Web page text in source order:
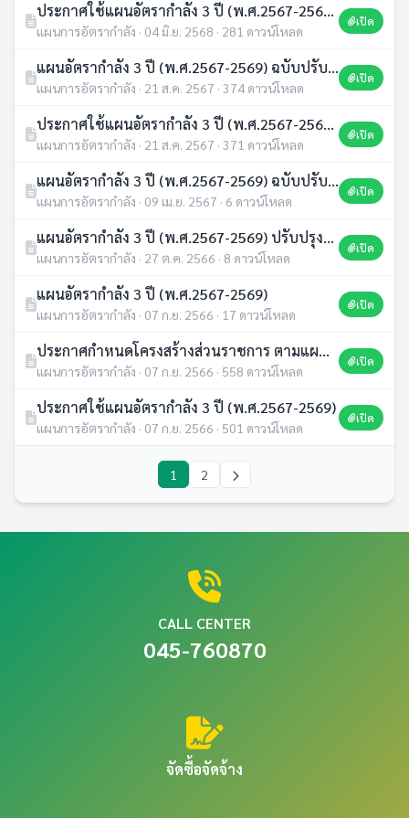
ประกาศใช้แผนอัตรากำลัง 3 ปี (พ.ศ.2567-2569) ฉบับปรับปรุง ครั้งที่ 4/2568
แผนการอัตรากำลัง · 04 มิ.ย. 2568 · 281 ดาวน์โหลด
เปิด
แผนอัตรากำลัง 3 ปี (พ.ศ.2567-2569) ฉบับปรับปรุง ครั้งที่ 3/2567
แผนการอัตรากำลัง · 21 ส.ค. 2567 · 374 ดาวน์โหลด
เปิด
ประกาศใช้แผนอัตรากำลัง 3 ปี (พ.ศ.2567-2569) ฉบับปรับปรุง ครั้งที่ 3/2567
แผนการอัตรากำลัง · 21 ส.ค. 2567 · 371 ดาวน์โหลด
เปิด
แผนอัตรากำลัง 3 ปี (พ.ศ.2567-2569) ฉบับปรับปรุง ครั้งที่ 2
แผนการอัตรากำลัง · 09 เม.ย. 2567 · 6 ดาวน์โหลด
เปิด
แผนอัตรากำลัง 3 ปี (พ.ศ.2567-2569) ปรับปรุงครั้งที่ 1
แผนการอัตรากำลัง · 27 ต.ค. 2566 · 8 ดาวน์โหลด
เปิด
แผนอัตรากำลัง 3 ปี (พ.ศ.2567-2569)
แผนการอัตรากำลัง · 07 ก.ย. 2566 · 17 ดาวน์โหลด
เปิด
ประกาศกำหนดโครงสร้างส่วนราชการ ตามแผนอัตรากำลัง 3 ปี (พ.ศ.2567-2569)
แผนการอัตรากำลัง · 07 ก.ย. 2566 · 558 ดาวน์โหลด
เปิด
ประกาศใช้แผนอัตรากำลัง 3 ปี (พ.ศ.2567-2569)
แผนการอัตรากำลัง · 07 ก.ย. 2566 · 501 ดาวน์โหลด
เปิด
1 2
CALL CENTER
045-760870
จัดซื้อจัดจ้าง